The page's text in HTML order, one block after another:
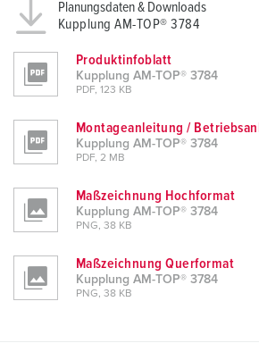
Planungsdaten & Downloads
Kupplung AM-TOP® 3784
Produktinfoblatt
Kupplung AM-TOP® 3784
PDF, 123 KB
Montageanleitung /
Kupplung AM-TOP® 3784
PDF, 2 MB
Maßzeichnung Hochformat
Kupplung AM-TOP® 3784
PNG, 38 KB
Maßzeichnung Querformat
Kupplung AM-TOP® 3784
PNG, 38 KB